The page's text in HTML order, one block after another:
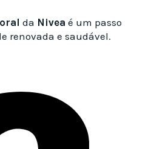
da Nivea é um passo
renovada e saudável.